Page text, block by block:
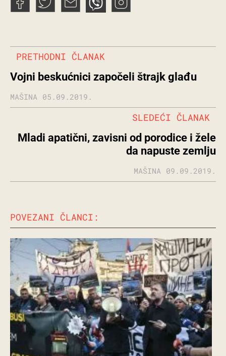
PRETHODNI ČLANAK
Vojni beskućnici započeli štrajk glađu
MAŠINA 05.09.2019.
Mladi apatični, zavisni od porodice i žele
da napuste zemlju
SLEDEĆI ČLANAK
MAŠINA 09.09.2019.
POVEZANI ČLANCI: